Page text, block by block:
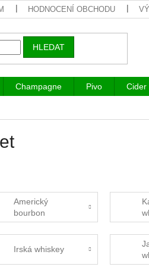
HODNOCENÍ OBCHODU
HLEDAT
Champagne Pivo Cider
Americký
bourbon
Irská whiskey